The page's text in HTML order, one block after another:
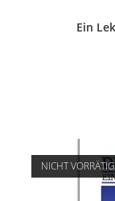
Ein
NICHT VORRÄTIG